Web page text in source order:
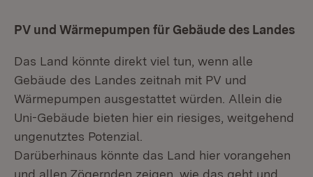
PV und Wärmepumpen für Gebäude des Landes
Das Land könnte direkt viel tun, wenn alle
Gebäude des Landes zeitnah mit PV und
Wärmepumpen ausgestattet würden. Allein die
Uni-Gebäude bieten hier ein riesiges, weitgehend
ungenutztes Potenzial.
Darüberhinaus könnte das Land hier vorangehen
und allen Zögernden zeigen, wie das geht und